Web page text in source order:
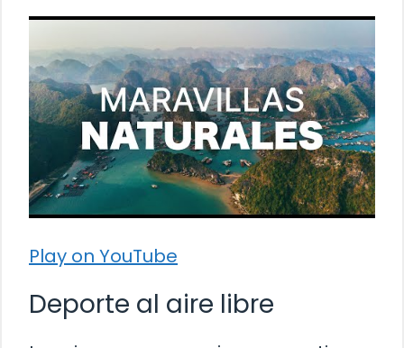
Play on YouTube
Deporte al aire libre